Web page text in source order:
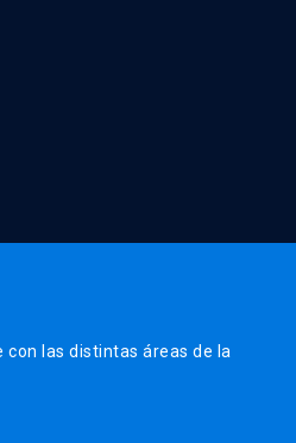
las distintas áreas de la